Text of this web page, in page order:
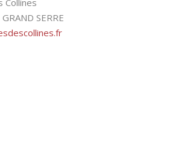
Collines
SERRE